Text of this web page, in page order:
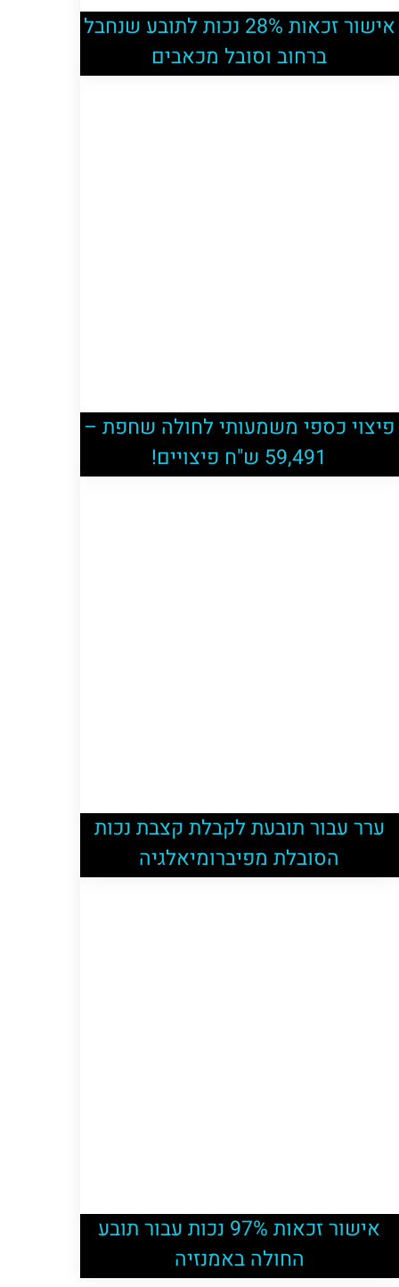
אישור זכאות 28% נכות לתובע שנחבל
ברחוב וסובל מכאבים
פיצוי כספי משמעותי לחולה שחפת –
59,491 ש"ח פיצויים!
ערר עבור תובעת לקבלת קצבת נכות
הסובלת מפיברומיאלגיה
אישור זכאות 97% נכות עבור תובע
החולה באמנזיה